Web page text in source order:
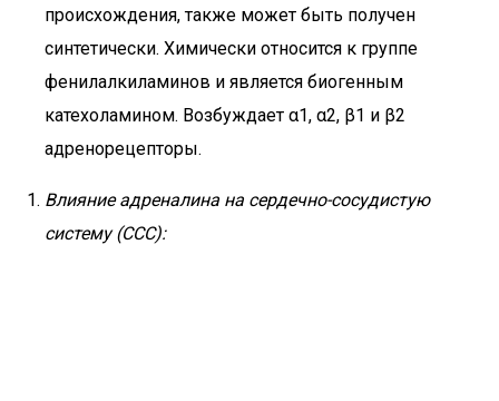
происхождения, также может быть получен
синтетически. Химически относится к группе
фенилалкиламинов и является биогенным
катехоламином. Возбуждает α1, α2, β1 и β2
адренорецепторы.
Влияние адреналина на сердечно-сосудистую
систему (ССС):